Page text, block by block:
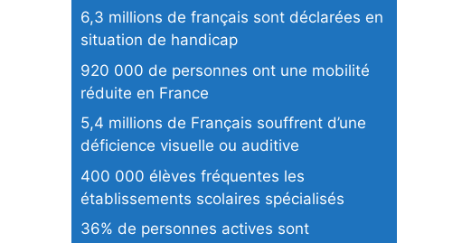
6,3 millions de français sont déclarées en
situation de handicap
920 000 de personnes ont une mobilité
réduite en France
5,4 millions de Français souffrent d’une
déficience visuelle ou auditive
400 000 élèves fréquentes les
établissements scolaires spécialisés
36% de personnes actives sont